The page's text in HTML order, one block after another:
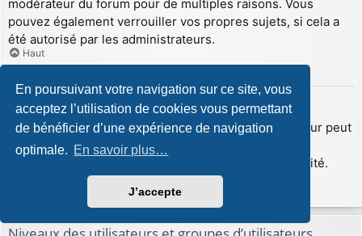
En poursuivant votre navigation sur ce site, vous
acceptez l’utilisation de cookies vous permettant
de bénéficier d’une expérience de navigation
optimale. En savoir plus…
J’accepte
modérateur du forum pour de multiples raisons. Vous
pouvez également verrouiller vos propres sujets, si cela a
été autorisé par les administrateurs.
Haut
Que sont les icônes de sujet ?
Les icônes de sujet sont de petites images que l’auteur peut
insérer afin d’illustrer le contenu de son sujet. Les
administrateurs peuvent désactiver cette fonctionnalité.